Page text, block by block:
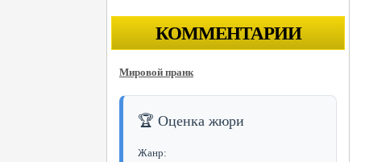
КОММЕНТАРИИ
Мировой пранк
🏆 Оценка жюри
Жанр: